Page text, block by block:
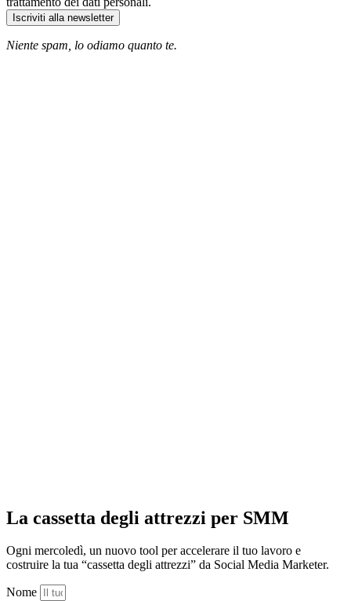
Iscriviti alla newsletter
Niente spam, lo odiamo quanto te.
La cassetta degli attrezzi per SMM
Ogni mercoledì, un nuovo tool per accelerare il tuo lavoro e
costruire la tua “cassetta degli attrezzi” da Social Media Marketer.
Nome